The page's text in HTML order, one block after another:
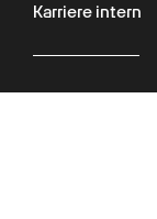
Karriere intern
Für Kunden